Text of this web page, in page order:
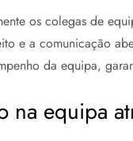
os colegas de
e a comunicação
da equipa,
na equipa